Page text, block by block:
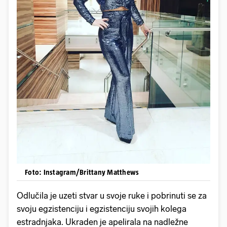
Foto: Instagram/Brittany Matthews
Odlučila je uzeti stvar u svoje ruke i pobrinuti se za
svoju egzistenciju i egzistenciju svojih kolega
estradnjaka. Ukraden je apelirala na nadležne